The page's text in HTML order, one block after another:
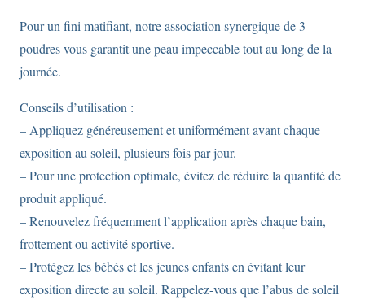
Pour un fini matifiant, notre association synergique de 3
poudres vous garantit une peau impeccable tout au long de la
journée.
Conseils d’utilisation :
– Appliquez généreusement et uniformément avant chaque
exposition au soleil, plusieurs fois par jour.
– Pour une protection optimale, évitez de réduire la quantité de
produit appliqué.
– Renouvelez fréquemment l’application après chaque bain,
frottement ou activité sportive.
– Protégez les bébés et les jeunes enfants en évitant leur
exposition directe au soleil. Rappelez-vous que l’abus de soleil